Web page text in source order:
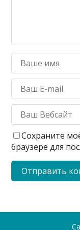
Сохраните
браузере для